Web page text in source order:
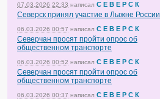
07.03.2026 22:33 написал С Е В Е Р С К
Северск принял участие в Лыжне России
06.03.2026 00:57 написал С Е В Е Р С К
Северчан просят пройти опрос об
общественном транспорте
06.03.2026 00:52 написал С Е В Е Р С К
Северчан просят пройти опрос об
общественном транспорте
06.03.2026 00:37 написал С Е В Е Р С К